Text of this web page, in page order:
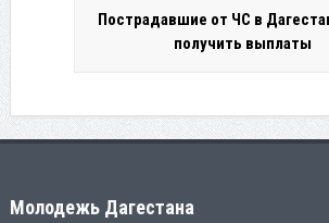
Пострадавшие от ЧС в
получить выплаты
Молодежь Дагестана